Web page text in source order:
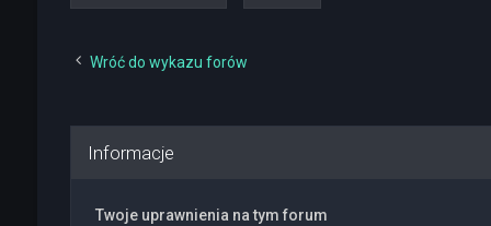
Wróć do wykazu forów
Informacje
Twoje uprawnienia na tym forum